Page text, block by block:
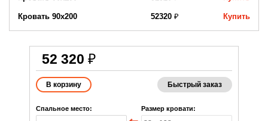
Кровать 90х200 52320 ₽ Купить
52 320 ₽
Быстрый заказ
Спальное место: Размер кровати: